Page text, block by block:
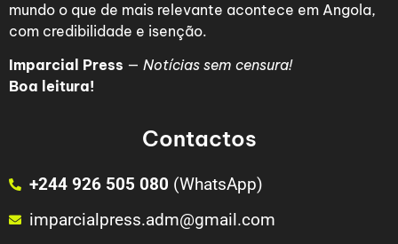
mundo o que de mais relevante acontece em Angola,
com credibilidade e isenção.
Imparcial Press — Notícias sem censura!
Boa leitura!
Contactos
+244 926 505 080 (WhatsApp)
imparcialpress.adm@gmail.com